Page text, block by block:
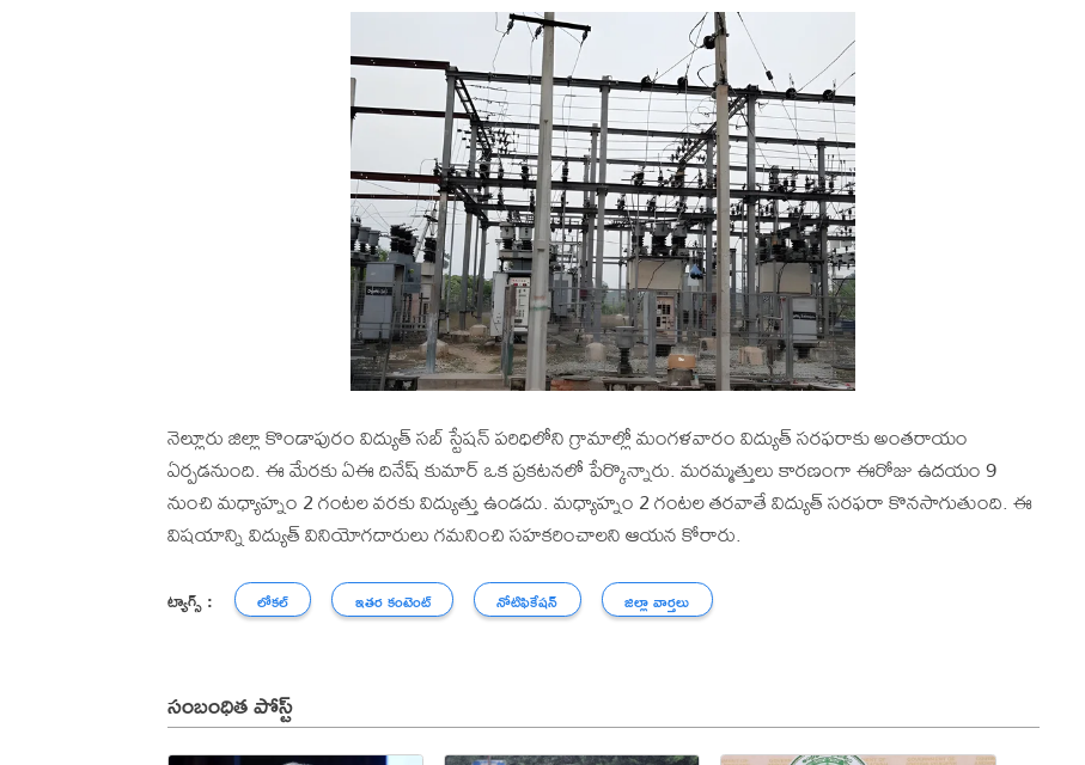
నెల్లూరు జిల్లా కొండాపురం విద్యుత్ సబ్ స్టేషన్ పరిధిలోని గ్రామాల్లో మంగళవారం విద్యుత్ సరఫరాకు అంతరాయం
ఏర్పడనుంది. ఈ మేరకు ఏఈ దినేష్ కుమార్ ఒక ప్రకటనలో పేర్కొన్నారు. మరమ్మత్తులు కారణంగా ఈరోజు ఉదయం 9
నుంచి మధ్యాహ్నం 2 గంటల వరకు విద్యుత్తు ఉండదు. మధ్యాహ్నం 2 గంటల తరవాతే విద్యుత్ సరఫరా కొనసాగుతుంది. ఈ
విషయాన్ని విద్యుత్ వినియోగదారులు గమనించి సహకరించాలని ఆయన కోరారు.
ట్యాగ్స్ : లోకల్ ఇతర కంటెంట్ నోటిఫికేషన్ జిల్లా వార్తలు
సంబంధిత పోస్ట్